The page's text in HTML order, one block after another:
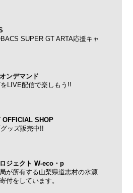
SUPER GT ARTA応援キャ
ンデマンド
LIVE配信で楽しもう!!
OFFICIAL SHOP
ッズ販売中!!
ジェクト W-eco・p
が所有する山梨県道志村の水源
付をしています。